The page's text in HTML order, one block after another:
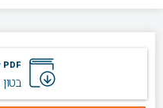
PDF להורדה